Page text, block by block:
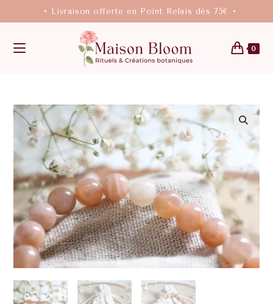
• Livraison offerte en Point Relais dès 75€ •
0